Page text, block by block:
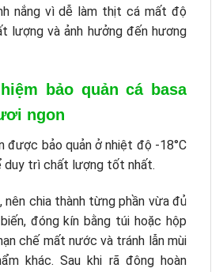
nắng vì dễ làm thịt cá mất độ
lượng và ảnh hưởng đến hương
bảo quản cá basa
ngon
được bảo quản ở nhiệt độ -18°C
duy trì chất lượng tốt nhất.
nên chia thành từng phần vừa đủ
đóng kín bằng túi hoặc hộp
chế mất nước và tránh lẫn mùi
khác. Sau khi rã đông hoàn